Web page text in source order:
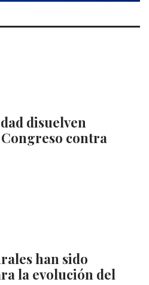
disuelven
contra
han sido
la evolución del